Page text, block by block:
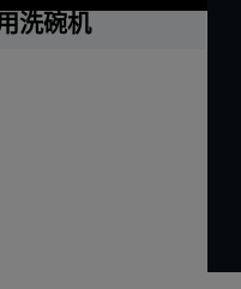
洗碗机